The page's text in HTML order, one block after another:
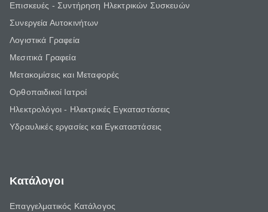
Επισκευές - Συντήρηση Ηλεκτρικών Συσκευών
Συνεργεία Αυτοκινήτων
Λογιστικά Γραφεία
Μεσιτικά Γραφεία
Μετακομίσεις και Μεταφορές
Ορθοπαιδικοί Ιατροί
Ηλεκτρολόγοι - Ηλεκτρικές Εγκαταστάσεις
Υδραυλικές εργασίες και Εγκαταστάσεις
Κατάλογοι
Επαγγελματικός Κατάλογος